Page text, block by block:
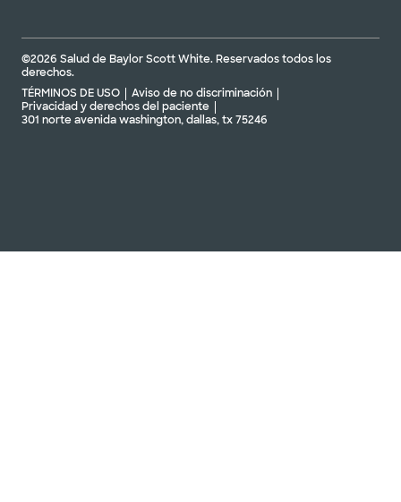
©2026 Salud de Baylor Scott White. Reservados todos los
derechos.
TÉRMINOS DE USO
Aviso de no discriminación
Privacidad y derechos del paciente
301 norte avenida washington, dallas, tx 75246